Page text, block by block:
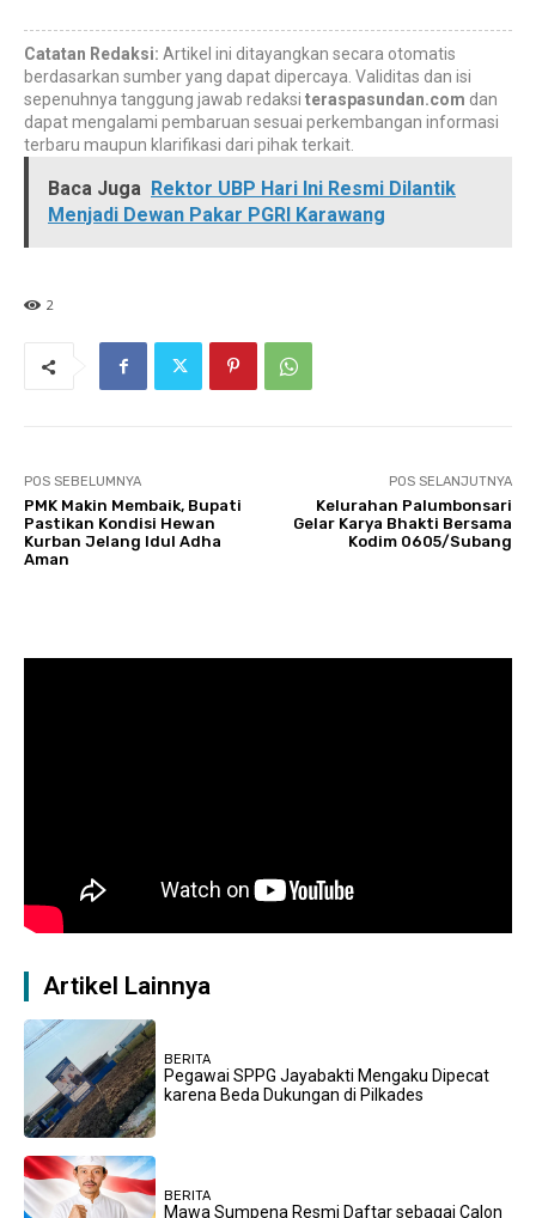
Catatan Redaksi: Artikel ini ditayangkan secara otomatis
berdasarkan sumber yang dapat dipercaya. Validitas dan isi
sepenuhnya tanggung jawab redaksi teraspasundan.com dan
dapat mengalami pembaruan sesuai perkembangan informasi
terbaru maupun klarifikasi dari pihak terkait.
Baca Juga Rektor UBP Hari Ini Resmi Dilantik
Menjadi Dewan Pakar PGRI Karawang
2
POS SEBELUMNYA
PMK Makin Membaik, Bupati
Pastikan Kondisi Hewan
Kurban Jelang Idul Adha
Aman
POS SELANJUTNYA
Kelurahan Palumbonsari
Gelar Karya Bhakti Bersama
Kodim 0605/Subang
Artikel Lainnya
BERITA
Pegawai SPPG Jayabakti Mengaku Dipecat
karena Beda Dukungan di Pilkades
BERITA
Mawa Sumpena Resmi Daftar sebagai Calon